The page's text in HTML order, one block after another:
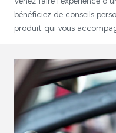
bénéficiez de conseils
produit qui vous